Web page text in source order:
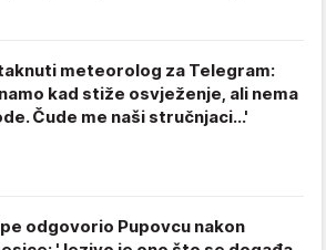
meteorolog za Telegram:
kad stiže osvježenje, ali nema
Čude me naši stručnjaci...'
odgovorio Pupovcu nakon